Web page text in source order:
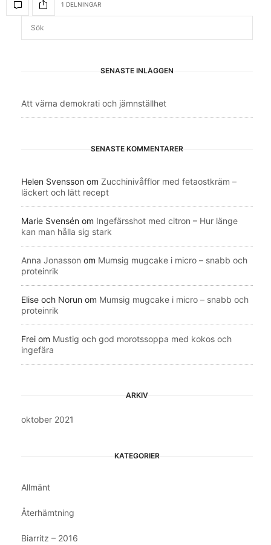
1 DELNINGAR
SENASTE INLÄGGEN
Att värna demokrati och jämnställhet
SENASTE KOMMENTARER
Helen Svensson om Zucchinivåfflor med fetaostkräm –
läckert och lätt recept
Marie Svensén om Ingefärsshot med citron – Hur länge
kan man hålla sig stark
Anna Jonasson om Mumsig mugcake i micro – snabb och
proteinrik
Elise och Norun om Mumsig mugcake i micro – snabb och
proteinrik
Frei om Mustig och god morotssoppa med kokos och
ingefära
ARKIV
oktober 2021
KATEGORIER
Allmänt
Återhämtning
Biarritz – 2016